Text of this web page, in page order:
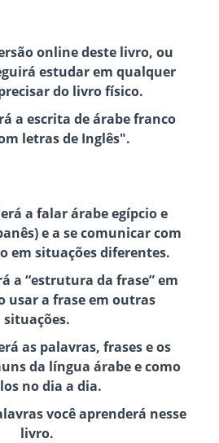
online deste livro, ou
estudar em qualquer
do livro físico.
a escrita de árabe franco
letras de Inglês".
a falar árabe egípcio e
e a se comunicar com
em situações diferentes.
a “estrutura da frase” em
usar a frase em outras
situações.
as palavras, frases e os
da língua árabe e como
no dia a dia.
você aprenderá nesse
livro.